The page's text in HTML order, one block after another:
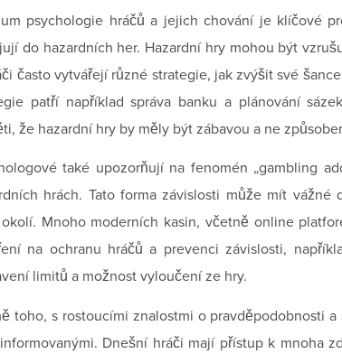
psychologie hráčů a jejich chování je klíčové
do hazardních her. Hazardní hry mohou být
často vytvářejí různé strategie, jak zvýšit své
patří například správa banku a plánování
že hazardní hry by měly být zábavou a ne
také upozorňují na fenomén „gambling
hrách. Tato forma závislosti může mít
Mnoho moderních kasin, včetně online
na ochranu hráčů a prevenci závislosti,
limitů a možnost vyloučení ze hry.
toho, s rostoucími znalostmi o pravděpodobnosti
Dnešní hráči mají přístup k mnoha